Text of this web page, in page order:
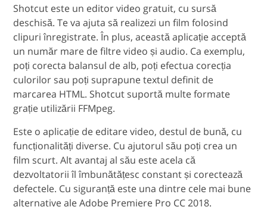
Shotcut este un editor video gratuit, cu sursă
deschisă. Te va ajuta să realizezi un film folosind
clipuri înregistrate. În plus, această aplicație acceptă
un număr mare de filtre video și audio. Ca exemplu,
poți corecta balansul de alb, poți efectua corecția
culorilor sau poți suprapune textul definit de
marcarea HTML. Shotcut suportă multe formate
grație utilizării FFMpeg.
Este o aplicație de editare video, destul de bună, cu
funcționalități diverse. Cu ajutorul său poți crea un
film scurt. Alt avantaj al său este acela că
dezvoltatorii îl îmbunătățesc constant și corectează
defectele. Cu siguranță este una dintre cele mai bune
alternative ale Adobe Premiere Pro CC 2018.